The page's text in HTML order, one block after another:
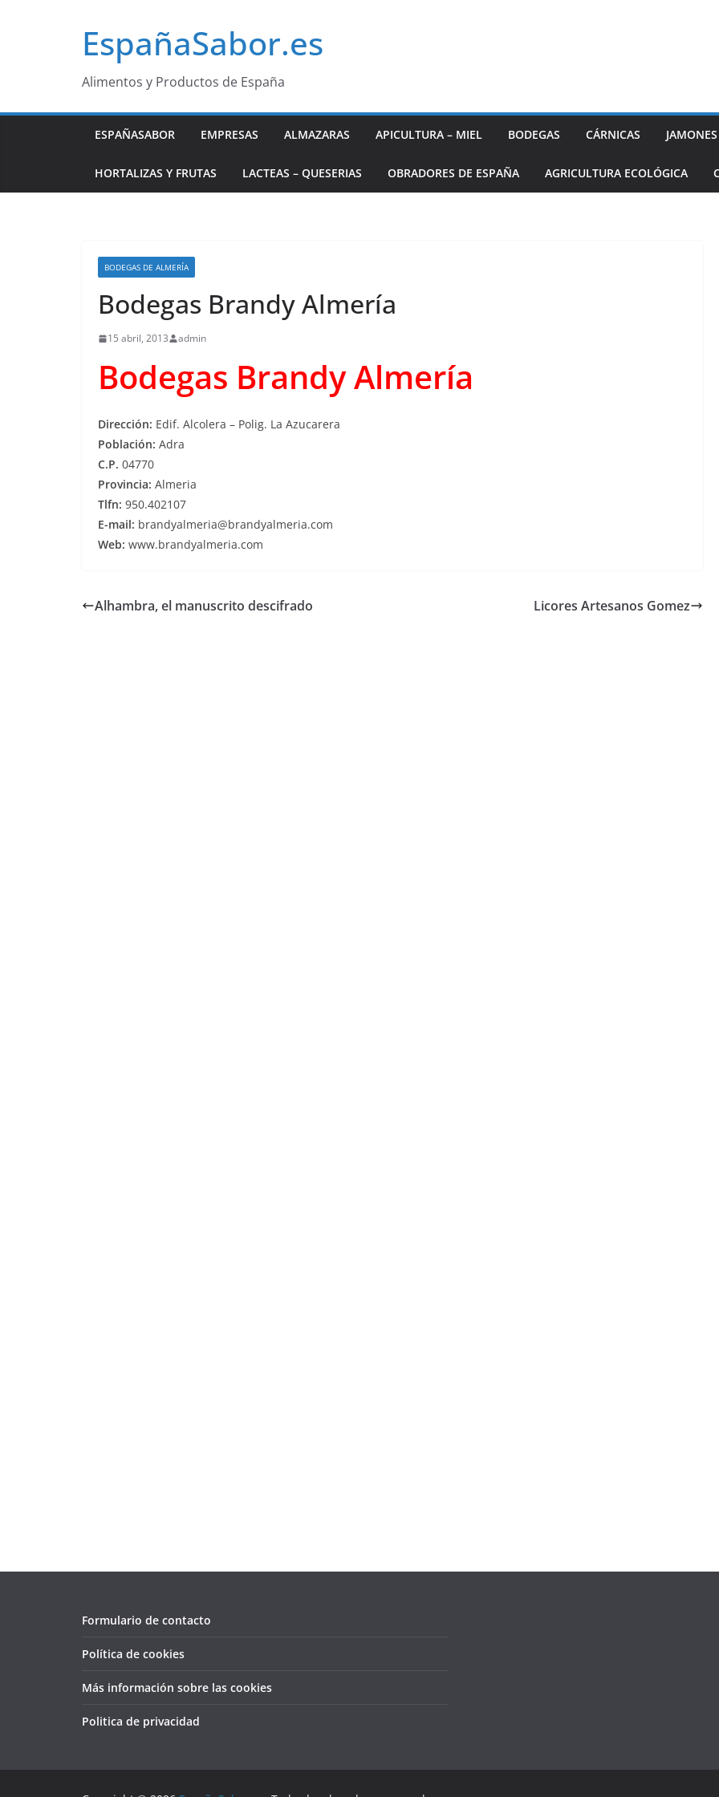
EspañaSabor.es
Alimentos y Productos de España
ESPAÑASABOR EMPRESAS ALMAZARAS APICULTURA – MIEL BODEGAS CÁRNICAS
HORTALIZAS Y FRUTAS LACTEAS – QUESERIAS OBRADORES DE ESPAÑA AGRICULTURA ECOLÓGICA
BODEGAS DE ALMERÍA
Bodegas Brandy Almería
15 abril, 2013 admin
Bodegas Brandy Almería
Dirección: Edif. Alcolera – Polig. La Azucarera
Población: Adra
C.P. 04770
Provincia: Almeria
Tlfn: 950.402107
E-mail: brandyalmeria@brandyalmeria.com
Web: www.brandyalmeria.com
Alhambra, el manuscrito descifrado Licores Artesanos Gomez
Formulario de contacto
Política de cookies
Más información sobre las cookies
Politica de privacidad